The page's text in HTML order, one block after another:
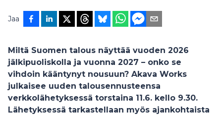
Jaa
Miltä Suomen talous näyttää vuoden 2026
jälkipuoliskolla ja vuonna 2027 – onko se
vihdoin kääntynyt nousuun? Akava Works
julkaisee uuden talousennusteensa
verkkolähetyksessä torstaina 11.6. kello 9.30.
Lähetyksessä tarkastellaan myös ajankohtaista